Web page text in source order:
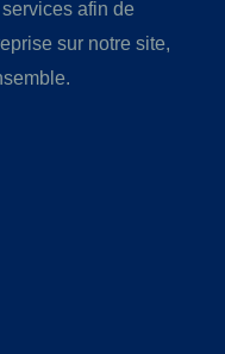
afin de
sur notre site,